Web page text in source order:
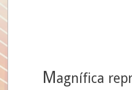
Magnífica